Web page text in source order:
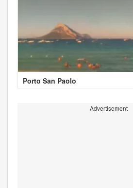
Porto San Paolo
Advertisement